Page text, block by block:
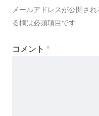
メールアドレスが公開され
る欄は必須項目です
コメント *